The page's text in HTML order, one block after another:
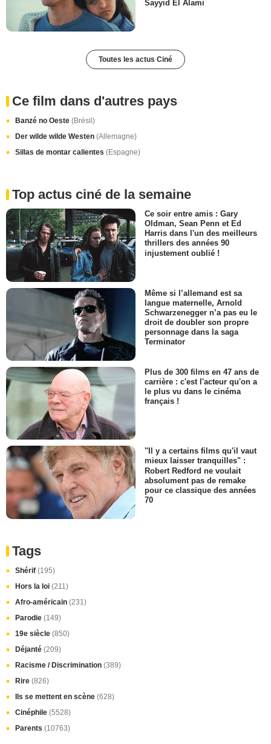
Sayyid El Alami
Toutes les actus Ciné
Ce film dans d'autres pays
Banzé no Oeste (Brésil)
Der wilde wilde Westen (Allemagne)
Sillas de montar calientes (Espagne)
Top actus ciné de la semaine
Ce soir entre amis : Gary
Oldman, Sean Penn et Ed
Harris dans l'un des meilleurs
thrillers des années 90
injustement oublié !
Même si l’allemand est sa
langue maternelle, Arnold
Schwarzenegger n’a pas eu le
droit de doubler son propre
personnage dans la saga
Terminator
Plus de 300 films en 47 ans de
carrière : c'est l'acteur qu'on a
le plus vu dans le cinéma
français !
"Il y a certains films qu'il vaut
mieux laisser tranquilles" :
Robert Redford ne voulait
absolument pas de remake
pour ce classique des années
70
Tags
Shérif (195)
Hors la loi (211)
Afro-américain (231)
Parodie (149)
19e siècle (850)
Déjanté (209)
Racisme / Discrimination (389)
Rire (826)
Ils se mettent en scène (628)
Cinéphile (5528)
Parents (10763)